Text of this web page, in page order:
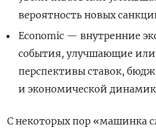
вероятность новых
Economic — внутренние
события, улучшающие
перспективы ставок,
и экономической
С некоторых пор «машинка